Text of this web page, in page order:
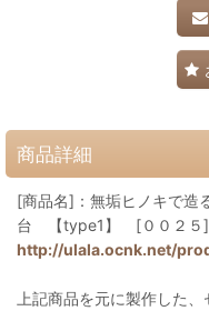
商品詳細
[商品名]：無垢ヒノキで
台 【type1】 [００２５]
http://ulala.ocnk.net/
上記商品を元に製作した、